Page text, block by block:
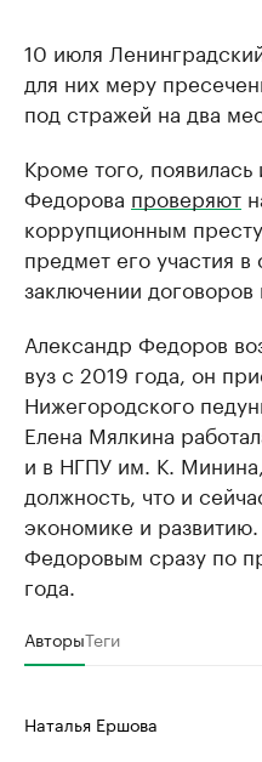
10 июля
для них меру
под стражей на два
Кроме того,
Федорова проверяют
коррупционным
предмет его участия в
заключении договоров
Александр Федоров
вуз с 2019 года, он
Нижегородского
Елена Мялкина
и в НГПУ им. К.
должность, что и
экономике и
Федоровым сразу по
года.
АвторыТеги
Наталья Ершова